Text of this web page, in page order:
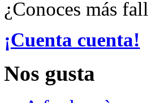
¿Conoces más
¡Cuenta cuenta!
Nos gusta